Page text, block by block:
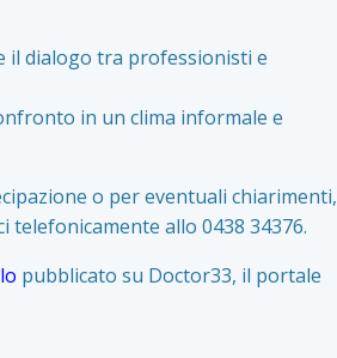
il dialogo tra professionisti e
in un clima informale e
o per eventuali chiarimenti,
telefonicamente allo 0438 34376.
pubblicato su Doctor33, il portale